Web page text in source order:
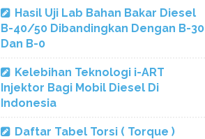
Hasil Uji Lab Bahan Bakar Diesel
B-40/50 Dibandingkan Dengan B-30
Dan B-0
Kelebihan Teknologi i-ART
Injektor Bagi Mobil Diesel Di
Indonesia
Daftar Tabel Torsi ( Torque )